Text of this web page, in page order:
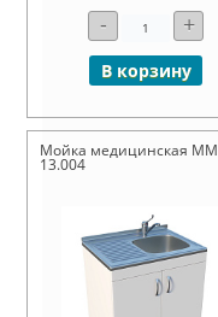
- +
В корзину
Мойка медицинская ММ
13.004